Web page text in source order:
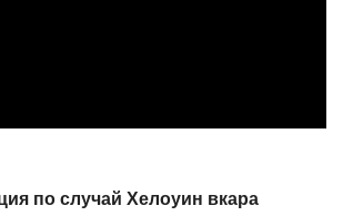
по случай Хелоуин вкара